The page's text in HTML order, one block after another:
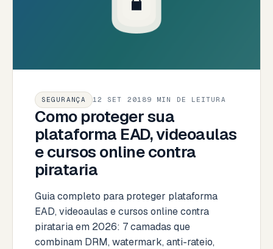
SEGURANÇA 12 SET 20189 MIN DE LEITURA
Como proteger sua
plataforma EAD, videoaulas
e cursos online contra
pirataria
Guia completo para proteger plataforma
EAD, videoaulas e cursos online contra
pirataria em 2026: 7 camadas que
combinam DRM, watermark, anti-rateio,